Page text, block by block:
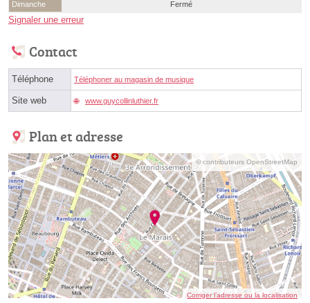
Dimanche
Fermé
Signaler une erreur
Contact
Téléphone Téléphoner au magasin de musique
Site web www.guycollinluthier.fr
Plan et adresse
© contributeurs OpenStreetMap
Corriger l’adresse ou la localisation